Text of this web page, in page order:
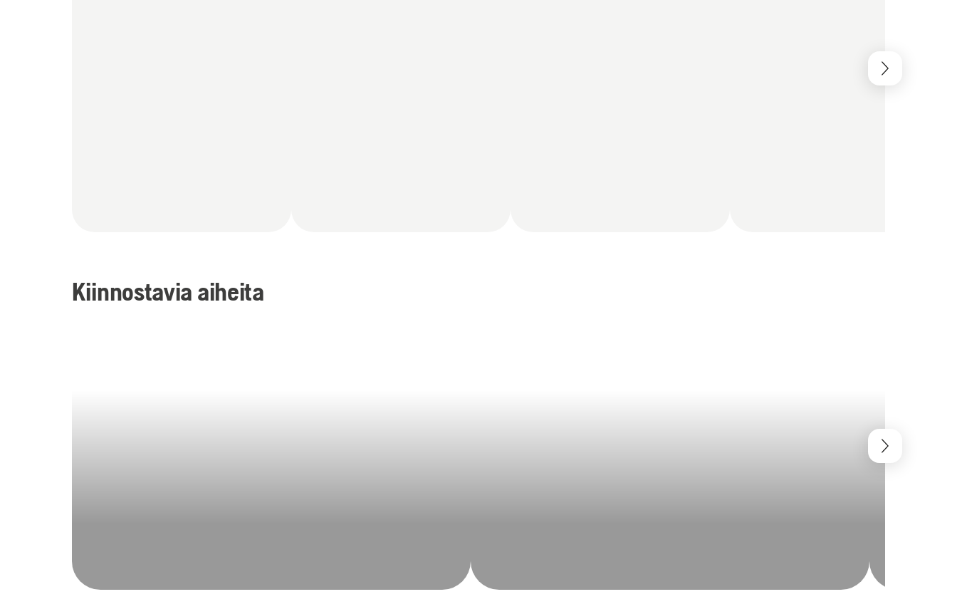
Kiinnostavia aiheita